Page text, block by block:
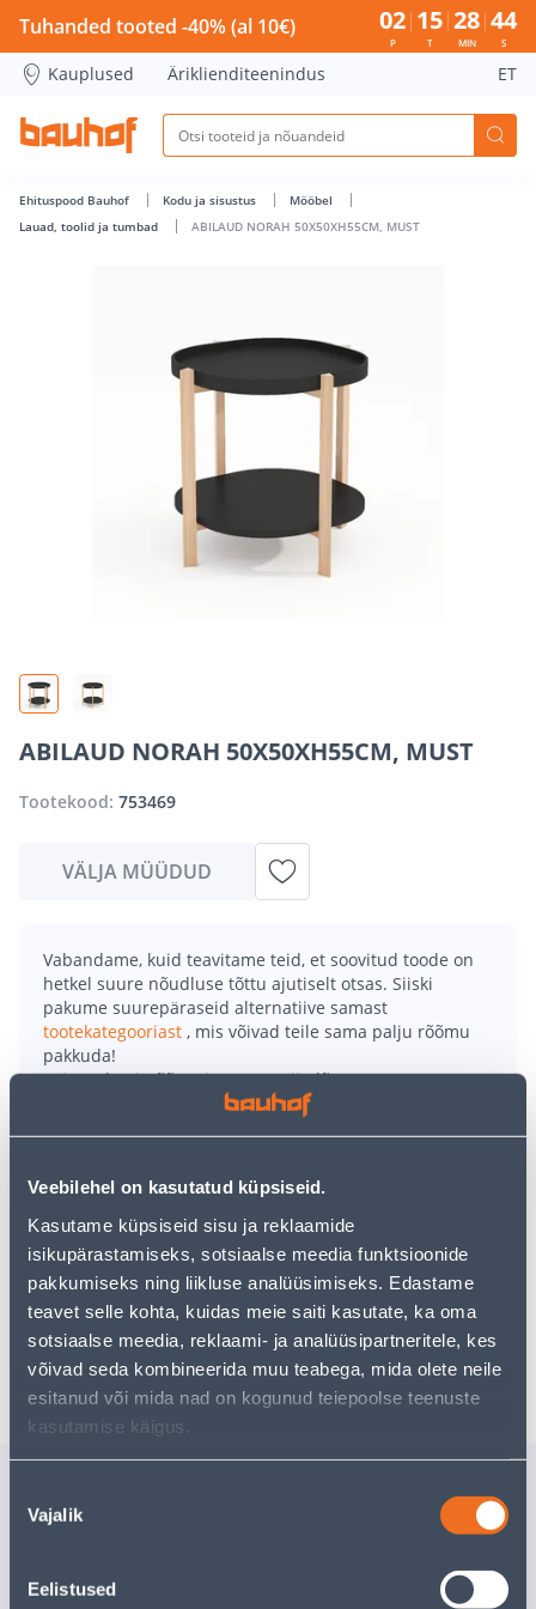
Veebilehel on kasutatud küpsiseid.
Kasutame küpsiseid sisu ja reklaamide
isikupärastamiseks, sotsiaalse meedia funktsioonide
pakkumiseks ning liikluse analüüsimiseks. Edastame
teavet selle kohta, kuidas meie saiti kasutate, ka oma
sotsiaalse meedia, reklaami- ja analüüsipartneritele, kes
võivad seda kombineerida muu teabega, mida olete neile
esitanud või mida nad on kogunud teiepoolse teenuste
kasutamise käigus.
valik
Vajalik
Eelistused
ABILAUD NORAH 50X50XH55CM, MUST - Bauhof has loaded
Tuhanded tooted -40% (al 10€) 02
P
15
T
28
MIN
44
S
Kauplused Äriklienditeenindus ET
Ehituspood Bauhof Kodu ja sisustus
Mööbel
Lauad, toolid ja tumbad
ABILAUD NORAH 50X50XH55CM, MUST
ABILAUD NORAH 50X50XH55CM, MUST
Tootekood: 753469
VÄLJA MÜÜDUD
Vabandame, kuid teavitame teid, et soovitud toode on
hetkel suure nõudluse tõttu ajutiselt otsas. Siiski
pakume suurepäraseid alternatiive samast
tootekategooriast , mis võivad teile sama palju rõõmu
pakkuda!
Teie ostlemisrõõm ei pea aga siin lõppema - oma
uurimistööd saate jätkata, naastes
• 14-päevane tagastusõigus.
• HANKIJA LAOST TELLITAV TOODE
Tarne pole võimalik
Tarne pole